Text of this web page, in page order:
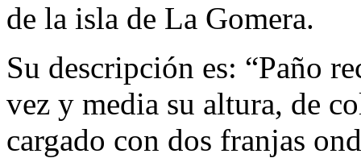
de la isla de La Gomera.
Su descripción es: “Paño
vez y media su altura, de
cargado con dos franjas